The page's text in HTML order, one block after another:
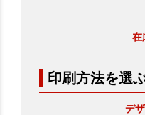
在
印刷方法を選
デ